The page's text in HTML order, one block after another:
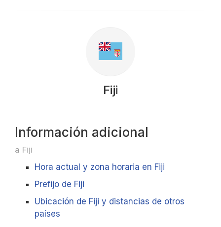
Fiji
Información adicional
a Fiji
Hora actual y zona horaria en Fiji
Prefijo de Fiji
Ubicación de Fiji y distancias de otros
países